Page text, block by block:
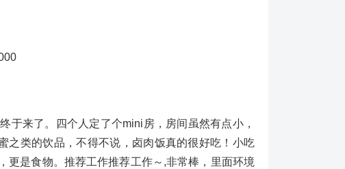
来了。四个人定了个mini房，房间虽然有点小，
之类的饮品，不得不说，卤肉饭真的很好吃！小吃
更是食物。推荐工作推荐工作～,非常棒，里面环境